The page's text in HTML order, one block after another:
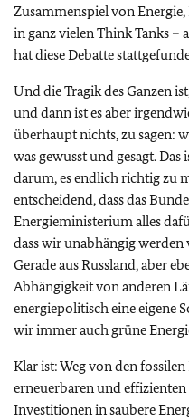
Zusammenspiel von
in ganz vielen Think Tanks –
hat diese Debatte
Und die Tragik des Ganzen
und dann ist es aber
überhaupt nichts, zu sagen:
was gewusst und gesagt. Das
darum, es endlich richtig zu
entscheidend, dass das
Energieministerium alles
dass wir unabhängig
Gerade aus Russland, aber
Abhängigkeit von anderen
energiepolitisch eine eigene
wir immer auch grüne
Klar ist: Weg von den
erneuerbaren und
Investitionen in saubere